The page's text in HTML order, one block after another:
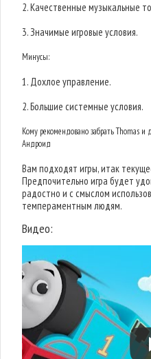
2. Качественные музыкальные
3. Значимые игровые условия.
Минусы:
1. Дохлое управление.
2. Большие системные условия.
Кому рекомендовано забрать Thomas
Андроид
Вам подходят игры, итак
Предпочительно игра будет
радостно и с смыслом
темпераментным людям.
Видео: